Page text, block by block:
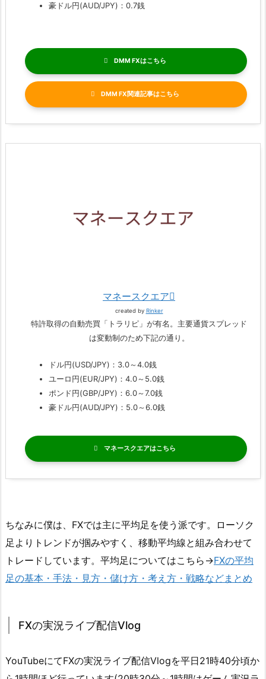
豪ドル円(AUD/JPY)：0.7銭
DMM FX
DMM FX関連記事
マネースクエア
created by Rinker
特許取得の自動売買「トラリピ」が有名。主要通貨スプレッド
は変動制のため下記の通り。
ドル円(USD/JPY)：3.0～4.0銭
ユーロ円(EUR/JPY)：4.0～5.0銭
ポンド円(GBP/JPY)：6.0～7.0銭
豪ドル円(AUD/JPY)：5.0～6.0銭
マネースクエア
ちなみに僕は、FXでは主に平均足を使う派です。ローソク
足よりトレンドが掴みやすく、移動平均線と組み合わせて
トレードしています。平均足についてはこちら→FXの平均
足の基本・手法・見方・儲け方・考え方・戦略などまとめ
FXの実況ライブ配信Vlog
YouTubeにてFXの実況ライブ配信Vlogを平日21時40分頃か